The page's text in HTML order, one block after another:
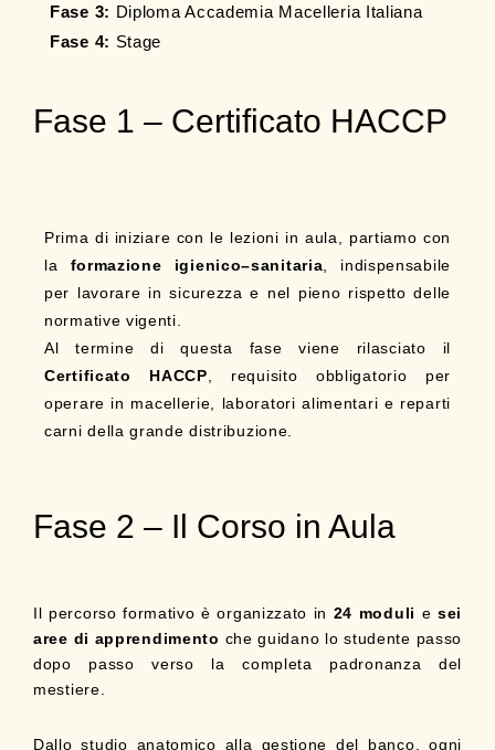
Fase 3: Diploma Accademia Macelleria Italiana
Fase 4: Stage
Fase 1 – Certificato HACCP
Prima di iniziare con le lezioni in aula, partiamo con
la formazione igienico–sanitaria , indispensabile
per lavorare in sicurezza e nel pieno rispetto delle
normative vigenti.
Al termine di questa fase viene rilasciato il
Certificato HACCP , requisito obbligatorio per
operare in macellerie, laboratori alimentari e reparti
carni della grande distribuzione.
Fase 2 – Il Corso in Aula
Il percorso formativo è organizzato in 24 moduli e sei
aree di apprendimento che guidano lo studente passo
dopo passo verso la completa padronanza del
mestiere.
Dallo studio anatomico alla gestione del banco, ogni